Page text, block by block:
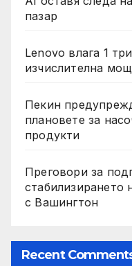
пазар
Lenovo влага 1
изчислителна
Пекин
плановете за
продукти
Преговори за
стабилизирането
с Вашингтон
Recent